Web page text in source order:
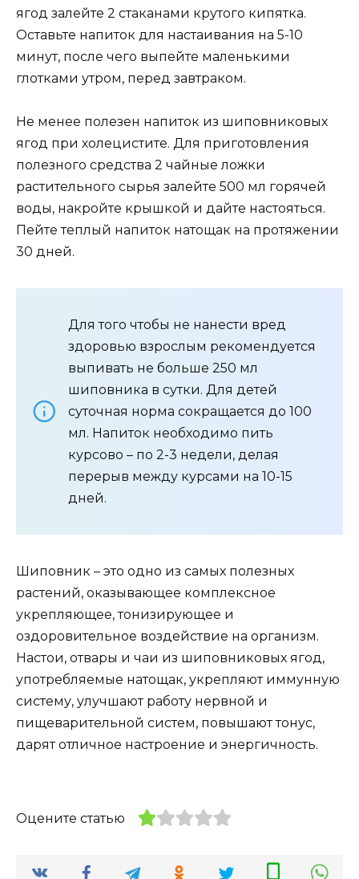
ягод залейте 2 стаканами крутого кипятка.
Оставьте напиток для настаивания на 5-10
минут, после чего выпейте маленькими
глотками утром, перед завтраком.
Не менее полезен напиток из шиповниковых
ягод при холецистите. Для приготовления
полезного средства 2 чайные ложки
растительного сырья залейте 500 мл горячей
воды, накройте крышкой и дайте настояться.
Пейте теплый напиток натощак на протяжении
30 дней.
Для того чтобы не нанести вред
здоровью взрослым рекомендуется
выпивать не больше 250 мл
шиповника в сутки. Для детей
суточная норма сокращается до 100
мл. Напиток необходимо пить
курсово – по 2-3 недели, делая
перерыв между курсами на 10-15
дней.
Шиповник – это одно из самых полезных
растений, оказывающее комплексное
укрепляющее, тонизирующее и
оздоровительное воздействие на организм.
Настои, отвары и чаи из шиповниковых ягод,
употребляемые натощак, укрепляют иммунную
систему, улучшают работу нервной и
пищеварительной систем, повышают тонус,
дарят отличное настроение и энергичность.
Оцените статью